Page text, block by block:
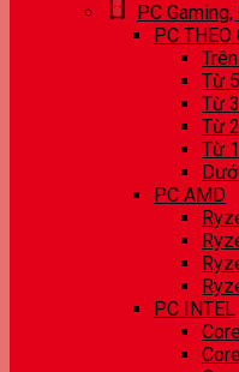
PC
PC THEO
Từ
Từ
Từ
Từ
PC AMD
PC INTEL